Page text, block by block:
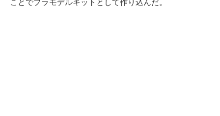
ことでプラモデルキットとして作り込んだ。